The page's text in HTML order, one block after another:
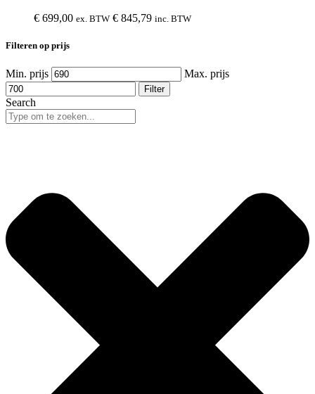
€ 699,00 ex. BTW € 845,79 inc. BTW
Filteren op prijs
Min. prijs Max. prijs
Filter
Search